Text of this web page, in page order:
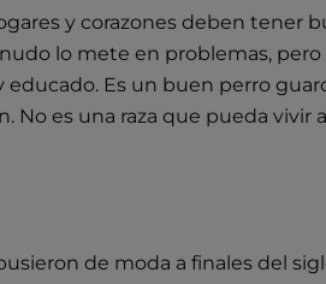
y corazones deben
lo mete en problemas,
Es un buen perro
es una raza que pueda vivir
de moda a finales del